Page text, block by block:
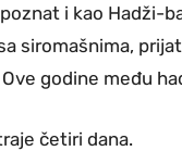
i kao Hadži-
siromašnima,
godine među
četiri dana.